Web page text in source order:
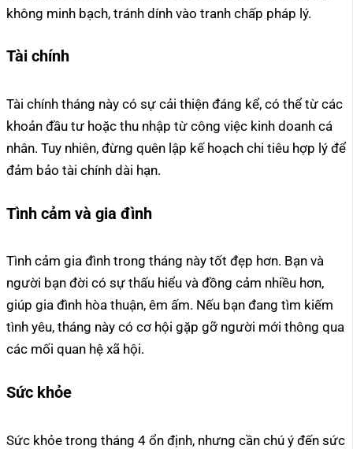
không minh bạch, tránh dính vào tranh chấp pháp lý.
Tài chính
Tài chính tháng này có sự cải thiện đáng kể, có thể từ các
khoản đầu tư hoặc thu nhập từ công việc kinh doanh cá
nhân. Tuy nhiên, đừng quên lập kế hoạch chi tiêu hợp lý để
đảm bảo tài chính dài hạn.
Tình cảm và gia đình
Tình cảm gia đình trong tháng này tốt đẹp hơn. Bạn và
người bạn đời có sự thấu hiểu và đồng cảm nhiều hơn,
giúp gia đình hòa thuận, êm ấm. Nếu bạn đang tìm kiếm
tình yêu, tháng này có cơ hội gặp gỡ người mới thông qua
các mối quan hệ xã hội.
Sức khỏe
Sức khỏe trong tháng 4 ổn định, nhưng cần chú ý đến sức